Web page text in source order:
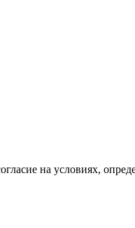
на условиях,